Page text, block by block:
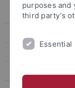
Aktuelles
Studium
purposes and
third party’s
Essential